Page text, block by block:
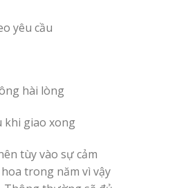
yêu cầu
hài lòng
khi giao xong
tùy vào sự cảm
trong năm vì vậy